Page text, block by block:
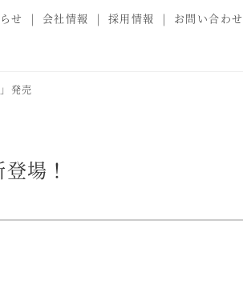
せ 会社情報 採用情報 お問い合わせ
発売
場！